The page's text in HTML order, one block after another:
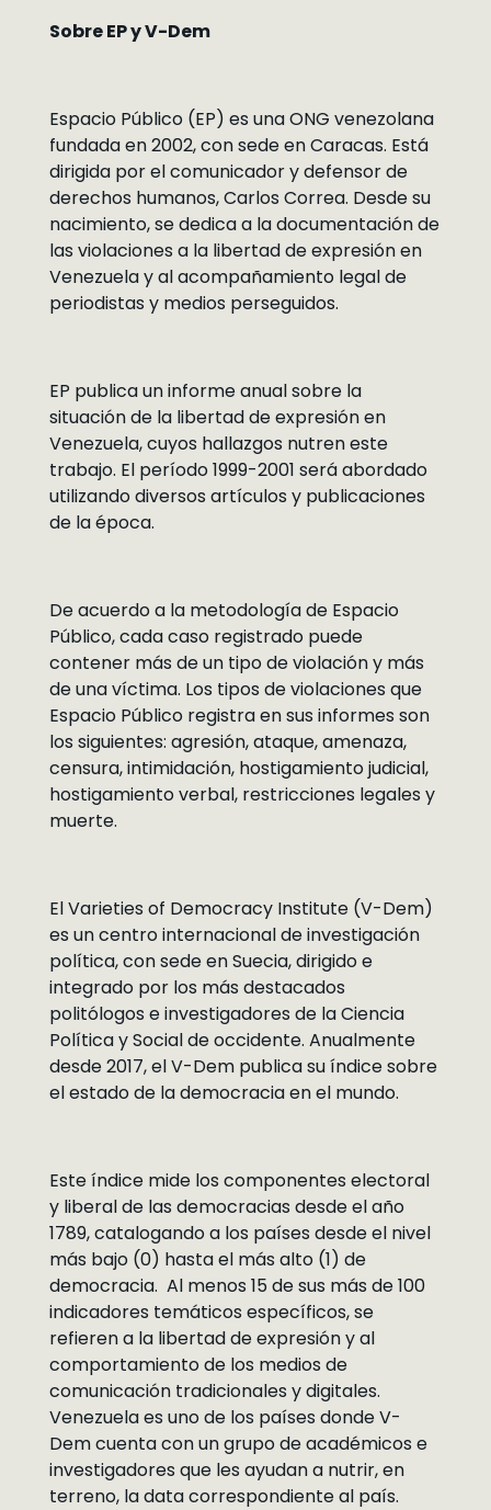
Sobre EP y V-Dem
Espacio Público (EP) es una ONG venezolana
fundada en 2002, con sede en Caracas. Está
dirigida por el comunicador y defensor de
derechos humanos, Carlos Correa. Desde su
nacimiento, se dedica a la documentación de
las violaciones a la libertad de expresión en
Venezuela y al acompañamiento legal de
periodistas y medios perseguidos.
EP publica un informe anual sobre la
situación de la libertad de expresión en
Venezuela, cuyos hallazgos nutren este
trabajo. El período 1999-2001 será abordado
utilizando diversos artículos y publicaciones
de la época.
De acuerdo a la metodología de Espacio
Público, cada caso registrado puede
contener más de un tipo de violación y más
de una víctima. Los tipos de violaciones que
Espacio Público registra en sus informes son
los siguientes: agresión, ataque, amenaza,
censura, intimidación, hostigamiento judicial,
hostigamiento verbal, restricciones legales y
muerte.
El Varieties of Democracy Institute (V-Dem)
es un centro internacional de investigación
política, con sede en Suecia, dirigido e
integrado por los más destacados
politólogos e investigadores de la Ciencia
Política y Social de occidente. Anualmente
desde 2017, el V-Dem publica su índice sobre
el estado de la democracia en el mundo.
Este índice mide los componentes electoral
y liberal de las democracias desde el año
1789, catalogando a los países desde el nivel
más bajo (0) hasta el más alto (1) de
democracia. Al menos 15 de sus más de 100
indicadores temáticos específicos, se
refieren a la libertad de expresión y al
comportamiento de los medios de
comunicación tradicionales y digitales.
Venezuela es uno de los países donde V-
Dem cuenta con un grupo de académicos e
investigadores que les ayudan a nutrir, en
terreno, la data correspondiente al país.